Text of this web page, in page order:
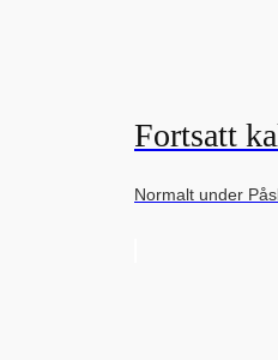
Fortsatt
Normalt under